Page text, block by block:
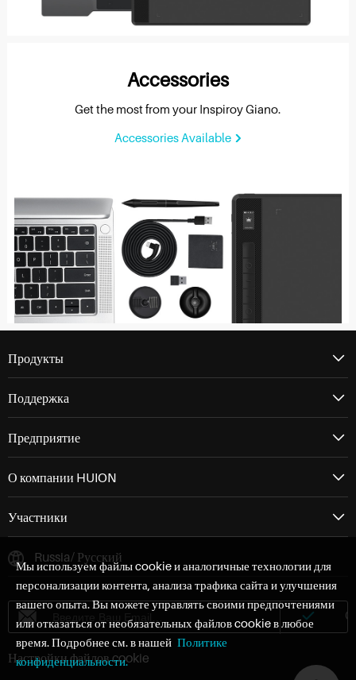
Accessories
Get the most from your Inspiroy Giano.
Accessories Available
Продукты
Поддержка
Предприятие
О компании HUION
Участники
Russia/ Русский
Настройки файлов cookie
Мы используем файлы cookie и аналогичные технологии для
персонализации контента, анализа трафика сайта и улучшения
вашего опыта. Вы можете управлять своими предпочтениями
или отказаться от необязательных файлов cookie в любое
время. Подробнее см. в нашей Политике
конфиденциальности.